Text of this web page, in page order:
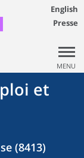
English
Presse
MENU
et
(8413)